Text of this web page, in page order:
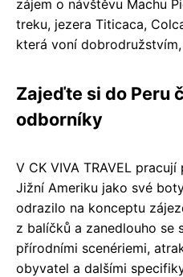
zájem o návštěvu Machu
treku, jezera Titicaca,
která voní
Zajeďte si do Peru
odborníky
V CK VIVA TRAVEL
Jižní Ameriku jako své
odrazilo na konceptu
z balíčků a zanedlouho se
přírodními scenériemi,
obyvatel a dalšími